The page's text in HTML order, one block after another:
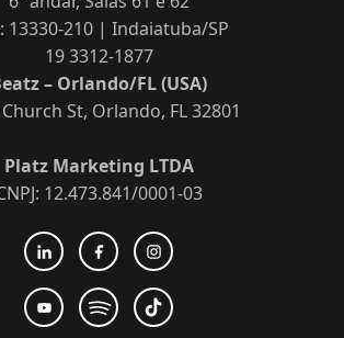
13330-210 | Indaiatuba/SP
19 3312-1877
– Orlando/FL (USA)
St, Orlando, FL 32801
Platz Marketing LTDA
12.473.841/0001-03